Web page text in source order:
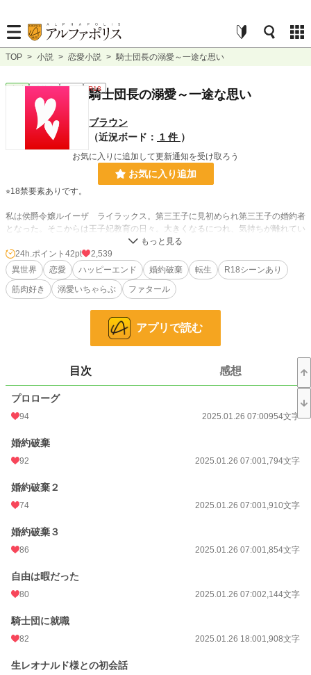
TOP > 小説 > 恋愛小説 > 騎士団長の溺愛～一途な思い
連載中 短編 R18
騎士団長の溺愛～一途な思い
ブラウン
（近況ボード：
1 件 ）
お気に入りに追加して更新通知を受け取ろう
お気に入り追加
⭐︎18禁要素ありです。
私は侯爵令嬢ルイーザ ライラックス。第三王子に見初められ第三王子の婚約者
となった。そこからは王子妃教育の日々。大きくなるにつれ、気持ちが離れてい
「ルイーザ、貴様との婚約破棄をする」
腕には可愛いフワフワした女性を抱きしめながらの婚約破棄宣言。
私は前世30歳独身の記憶を持つ転生令嬢。
そしてここが”野花の君へ～王子は永遠の愛を謳う”王道中の王道で、ベタな悪役
悪役令嬢？私が？断罪されるのはごめんだわ。
私が好きなのはほんの少ししか出てこなかった騎士団長レオナルド様なのよ。
恋愛 8,222 位 / 66,394 件
24h.ポイント 42pt
2,539
異世界
恋愛 ハッピーエンド 婚約破棄 転生
R18シーンあり
筋肉好き
溺愛いちゃらぶ ファタール
アプリで読む
目次 感想
プロローグ
94 2025.01.26 07:00954文字
婚約破棄
92 2025.01.26 07:001,794文字
婚約破棄２
74 2025.01.26 07:001,910文字
婚約破棄３
86 2025.01.26 07:001,854文字
自由は暇だった
80 2025.01.26 07:002,144文字
騎士団に就職
82 2025.01.26 18:001,908文字
生レオナルド様との初会話